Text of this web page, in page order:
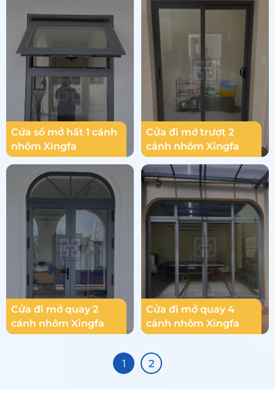
Cửa sổ mở hất 1 cánh
nhôm Xingfa
Cửa đi mở trượt 2
cánh nhôm Xingfa
Cửa đi mở quay 2
cánh nhôm Xingfa
Cửa đi mở quay 4
cánh nhôm Xingfa
1 2